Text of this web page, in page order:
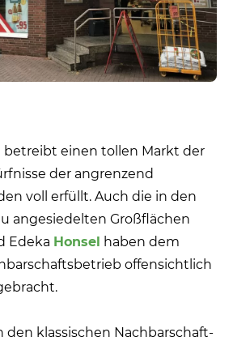
betreibt einen tollen Markt der
der angrenzend
voll erfüllt. Auch die in den
angesiedelten Großflächen
Edeka Honsel haben dem
offensichtlich
den klassischen Nachbarschaft-